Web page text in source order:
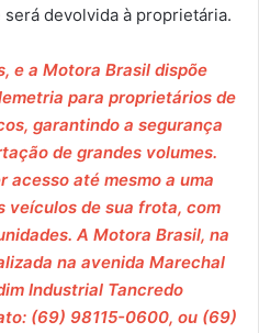
devolvida à proprietária.
e a Motora Brasil dispõe
para proprietários de
garantindo a segurança
de grandes volumes.
acesso até mesmo a uma
veículos de sua frota, com
A Motora Brasil, na
na avenida Marechal
Industrial Tancredo
(69) 98115-0600, ou (69)